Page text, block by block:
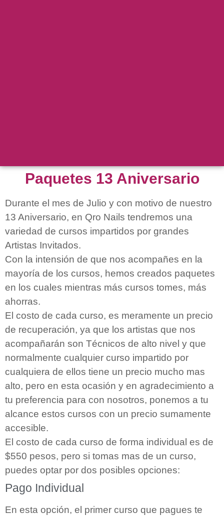
Paquetes 13 Aniversario
Durante el mes de Julio y con motivo de nuestro
13 Aniversario, en Qro Nails tendremos una
variedad de cursos impartidos por grandes
Artistas Invitados.
Con la intensión de que nos acompañes en la
mayoría de los cursos, hemos creados paquetes
en los cuales mientras más cursos tomes, más
ahorras.
El costo de cada curso, es meramente un precio
de recuperación, ya que los artistas que nos
acompañarán son Técnicos de alto nivel y que
normalmente cualquier curso impartido por
cualquiera de ellos tiene un precio mucho mas
alto, pero en esta ocasión y en agradecimiento a
tu preferencia para con nosotros, ponemos a tu
alcance estos cursos con un precio sumamente
accesible.
El costo de cada curso de forma individual es de
$550 pesos, pero si tomas mas de un curso,
puedes optar por dos posibles opciones:
Pago Individual
En esta opción, el primer curso que pagues te